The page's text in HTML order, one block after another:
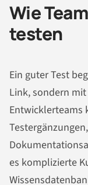
Wie
testen
Ein guter Test
Link, sondern
Entwicklerteams
es komplizierte